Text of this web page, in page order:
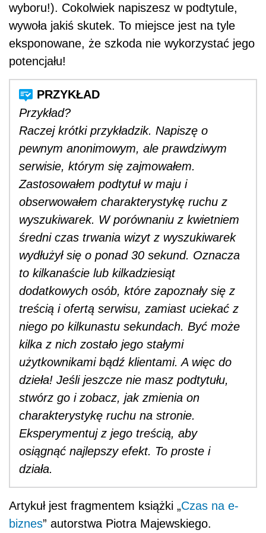
wyboru!). Cokolwiek napiszesz w podtytule,
wywoła jakiś skutek. To miejsce jest na tyle
eksponowane, że szkoda nie wykorzystać jego
potencjału!
Przykład?
Raczej krótki przykładzik. Napiszę o
pewnym anonimowym, ale prawdziwym
serwisie, którym się zajmowałem.
Zastosowałem podtytuł w maju i
obserwowałem charakterystykę ruchu z
wyszukiwarek. W porównaniu z kwietniem
średni czas trwania wizyt z wyszukiwarek
wydłużył się o ponad 30 sekund. Oznacza
to kilkanaście lub kilkadziesiąt
dodatkowych osób, które zapoznały się z
treścią i ofertą serwisu, zamiast uciekać z
niego po kilkunastu sekundach. Być może
kilka z nich zostało jego stałymi
użytkownikami bądź klientami. A więc do
dzieła! Jeśli jeszcze nie masz podtytułu,
stwórz go i zobacz, jak zmienia on
charakterystykę ruchu na stronie.
Eksperymentuj z jego treścią, aby
osiągnąć najlepszy efekt. To proste i
działa.
Artykuł jest fragmentem książki „Czas na e-
biznes” autorstwa Piotra Majewskiego.